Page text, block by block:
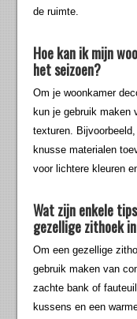
de ruimte.
Hoe kan ik mijn
het seizoen?
Om je woonkamer
kun je gebruik maken
texturen.
knusse materialen
voor lichtere kleuren
Wat zijn enkele
gezellige zithoek
Om een gezellige
gebruik maken van
zachte bank of
kussens en een